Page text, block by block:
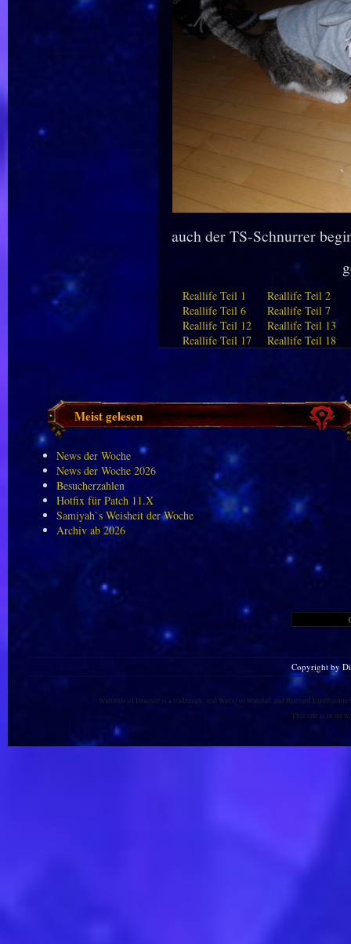
auch der TS-Schnurrer
Reallife Teil 1
Reallife Teil 2
Reallife Teil 6
Reallife Teil 7
Reallife Teil 12
Reallife Teil 13
Reallife Teil 17
Reallife Teil 18
Meist gelesen
News der Woche
News der Woche 2026
Besucherzahlen
Hotfix für Patch 11.X
Samiyah`s Weisheit der Woche
Archiv ab 2026
Copyright by
Warlords of Draenor is a trademark, and World of Warcraft and Blizzard
This site is in no